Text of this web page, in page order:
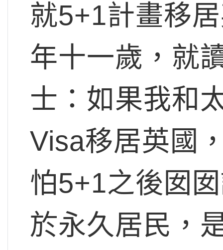
就5+1計畫移
年十一歲，就
士：如果我和
Visa移居英國
怕5+1之後囡
於永久居民，